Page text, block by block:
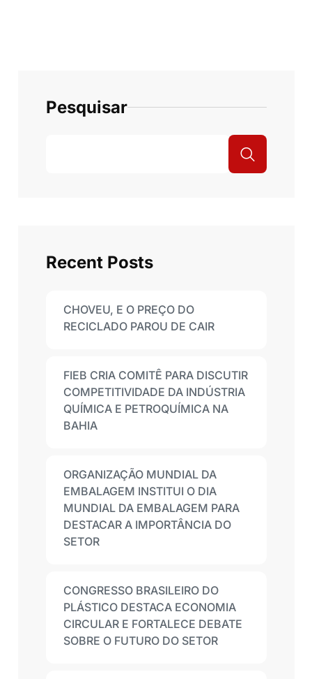
Pesquisar
Recent Posts
CHOVEU, E O PREÇO DO
RECICLADO PAROU DE CAIR
FIEB CRIA COMITÊ PARA DISCUTIR
COMPETITIVIDADE DA INDÚSTRIA
QUÍMICA E PETROQUÍMICA NA
BAHIA
ORGANIZAÇÃO MUNDIAL DA
EMBALAGEM INSTITUI O DIA
MUNDIAL DA EMBALAGEM PARA
DESTACAR A IMPORTÂNCIA DO
SETOR
CONGRESSO BRASILEIRO DO
PLÁSTICO DESTACA ECONOMIA
CIRCULAR E FORTALECE DEBATE
SOBRE O FUTURO DO SETOR